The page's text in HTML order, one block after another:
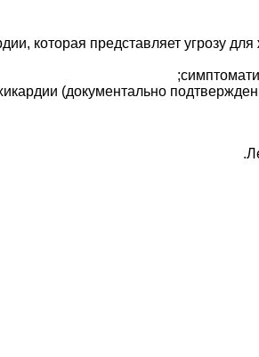
которая представляет угрозу
(документально